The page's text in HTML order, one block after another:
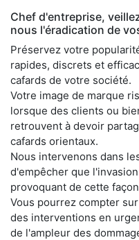
Chef d'entreprise,
nous l'éradication de
Préservez votre
rapides, discrets et
cafards de votre société.
Votre image de marque
lorsque des clients ou
retrouvent à devoir
cafards orientaux.
Nous intervenons dans
d'empêcher que
provoquant de cette
Vous pourrez compter
des interventions en
de l'ampleur des